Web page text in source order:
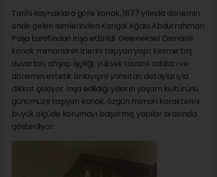
Tarihi kaynaklara göre konak, 1877 yılında dönemin
önde gelen isimlerinden Kangal Ağası Abdurrahman
Paşa tarafından inşa ettirildi. Geleneksel Osmanlı
konak mimarisinin izlerini taşıyan yapı; kesme taş
duvarları, ahşap işçiliği, yüksek tavanlı odaları ve
dönemin estetik anlayışını yansıtan detaylarıyla
dikkat çekiyor. İnşa edildiği yılların yaşam kültürünü
günümüze taşıyan konak, özgün mimari karakterini
büyük ölçüde korumayı başarmış yapılar arasında
gösteriliyor.